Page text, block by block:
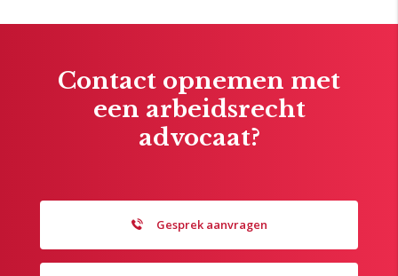
Contact opnemen met
een arbeidsrecht
advocaat?
Gesprek aanvragen